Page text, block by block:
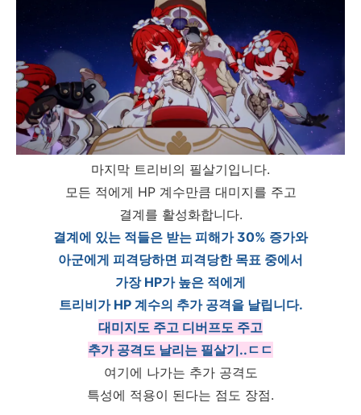
마지막 트리비의 필살기입니다.
모든 적에게 HP 계수만큼 대미지를 주고
결계를 활성화합니다.
결계에 있는 적들은 받는 피해가 30% 증가와
아군에게 피격당하면 피격당한 목표 중에서
가장 HP가 높은 적에게
트리비가 HP 계수의 추가 공격을 날립니다.
대미지도 주고 디버프도 주고
추가 공격도 날리는 필살기..ㄷㄷ
여기에 나가는 추가 공격도
특성에 적용이 된다는 점도 장점.